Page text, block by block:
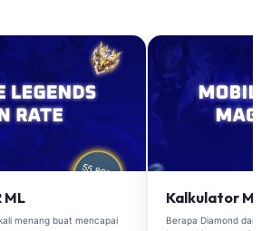
ML
menang buat mencapai
Kalkulator
Berapa Diamond dan